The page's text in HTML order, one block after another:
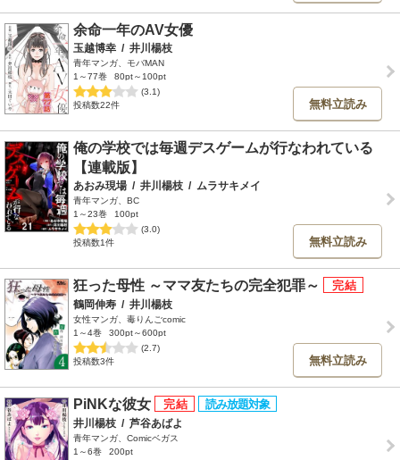
余命一年のAV女優
玉越博幸 / 井川楊枝
青年マンガ、モバMAN
1～77巻
80pt～100pt
(3.1)
投稿数22件
無料立読み
俺の学校では毎週デスゲームが行なわれている
【連載版】
あおみ現場 / 井川楊枝 / ムラサキメイ
青年マンガ、BC
1～23巻
100pt
(3.0)
投稿数1件
無料立読み
狂った母性 ～ママ友たちの完全犯罪～
鶴岡伸寿 / 井川楊枝
女性マンガ、毒りんごcomic
1～4巻
300pt～600pt
(2.7)
投稿数3件
無料立読み
PiNKな彼女
井川楊枝 / 芦谷あばよ
青年マンガ、Comicベガス
1～6巻
200pt